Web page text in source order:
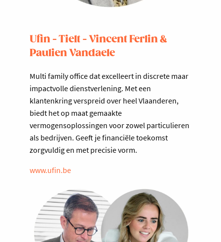
Ufin - Tielt - Vincent Ferlin &
Paulien Vandaele
Multi family office dat excelleert in discrete maar
impactvolle dienstverlening. Met een
klantenkring verspreid over heel Vlaanderen,
biedt het op maat gemaakte
vermogensoplossingen voor zowel particulieren
als bedrijven. Geeft je financiële toekomst
zorgvuldig en met precisie vorm.
www.ufin.be